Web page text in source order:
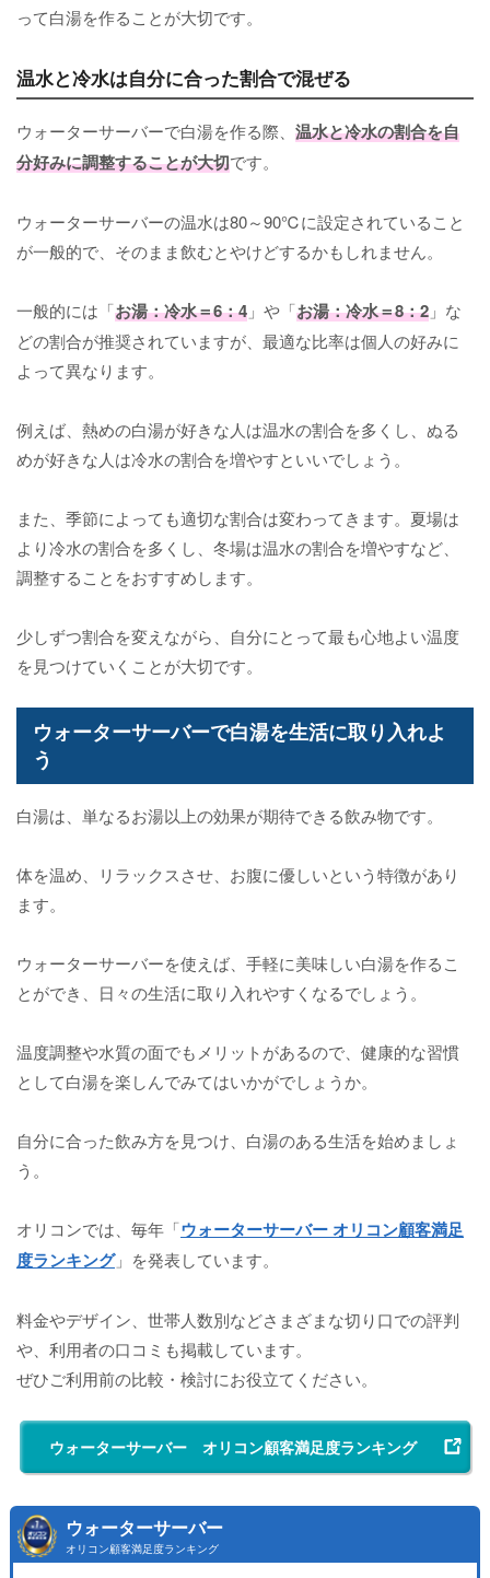
って白湯を作ることが大切です。
温水と冷水は自分に合った割合で混ぜる
ウォーターサーバーで白湯を作る際、 温水と冷水の割合を自
分好みに調整することが大切です。
ウォーターサーバーの温水は80～90℃に設定されていること
が一般的で、そのまま飲むとやけどするかもしれません。
一般的には「お湯：冷水＝6：4 」や「お湯：冷水＝8：2 」な
どの割合が推奨されていますが、最適な比率は個人の好みに
よって異なります。
例えば、熱めの白湯が好きな人は温水の割合を多くし、ぬる
めが好きな人は冷水の割合を増やすといいでしょう。
また、季節によっても適切な割合は変わってきます。夏場は
より冷水の割合を多くし、冬場は温水の割合を増やすなど、
調整することをおすすめします。
少しずつ割合を変えながら、自分にとって最も心地よい温度
を見つけていくことが大切です。
ウォーターサーバーで白湯を生活に取り入れよ
う
白湯は、単なるお湯以上の効果が期待できる飲み物です。
体を温め、リラックスさせ、お腹に優しいという特徴があり
ます。
ウォーターサーバーを使えば、手軽に美味しい白湯を作るこ
とができ、日々の生活に取り入れやすくなるでしょう。
温度調整や水質の面でもメリットがあるので、健康的な習慣
として白湯を楽しんでみてはいかがでしょうか。
自分に合った飲み方を見つけ、白湯のある生活を始めましょ
う。
オリコンでは、毎年「ウォーターサーバー オリコン顧客満足
度ランキング」を発表しています。
料金やデザイン、世帯人数別などさまざまな切り口での評判
や、利用者の口コミも掲載しています。
ぜひご利用前の比較・検討にお役立てください。
ウォーターサーバー オリコン顧客満足度ランキング
ウォーターサーバー
オリコン顧客満足度ランキング